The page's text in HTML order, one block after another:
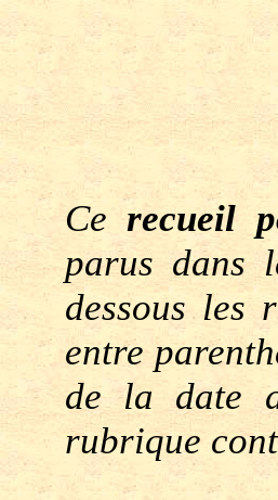
Cerecueil
parus dans
dessous les
entre
de la date
rubrique